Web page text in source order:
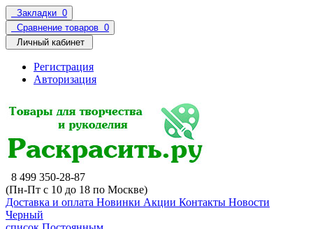
Закладки 0
Сравнение товаров 0
Личный кабинет
Регистрация
Авторизация
8 499 350-28-87
(Пн-Пт с 10 до 18 по Москве)
Доставка и оплата Новинки Акции Контакты Новости
Черный